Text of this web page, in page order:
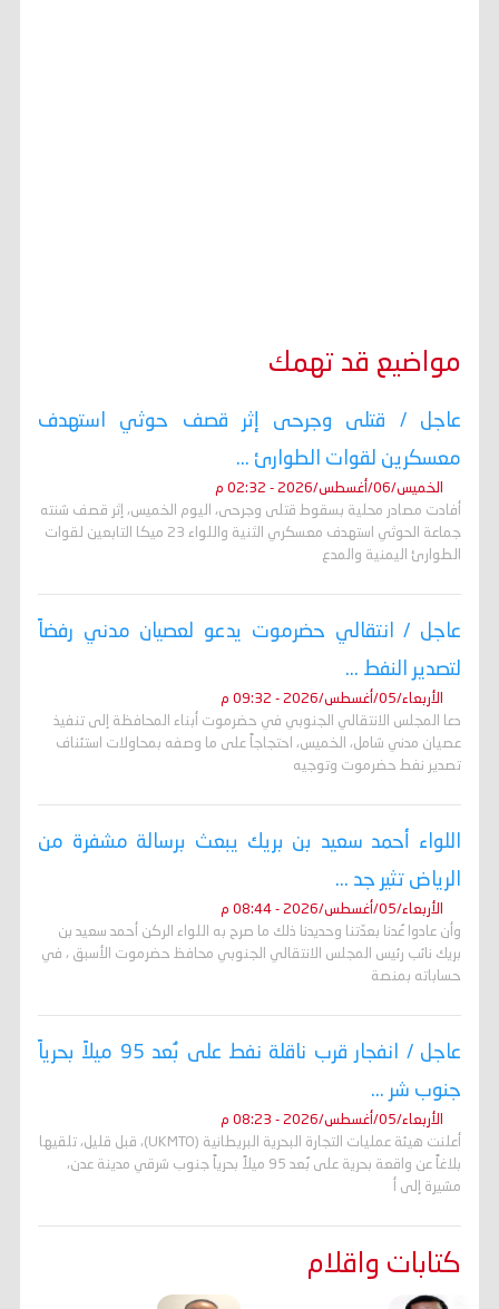
مواضيع قد تهمك
عاجل / قتلى وجرحى إثر قصف حوثي استهدف
معسكرين لقوات الطوارئ ...
الخميس/06/أغسطس/2026 - 02:32 م
أفادت مصادر محلية بسقوط قتلى وجرحى، اليوم الخميس، إثر قصف شنته
جماعة الحوثي استهدف معسكري الثنية واللواء 23 ميكا التابعين لقوات
الطوارئ اليمنية والمدع
عاجل / انتقالي حضرموت يدعو لعصيان مدني رفضاً
لتصدير النفط ...
الأربعاء/05/أغسطس/2026 - 09:32 م
دعا المجلس الانتقالي الجنوبي في حضرموت أبناء المحافظة إلى تنفيذ
عصيان مدني شامل، الخميس، احتجاجاً على ما وصفه بمحاولات استئناف
تصدير نفط حضرموت وتوجيه
اللواء أحمد سعيد بن بريك يبعث برسالة مشفرة من
الرياض تثير جد ...
الأربعاء/05/أغسطس/2026 - 08:44 م
وأن عادوا عُدنا بعدّتنا وحديدنا ذلك ما صرح به اللواء الركن أحمد سعيد بن
بريك نائب رئيس المجلس الانتقالي الجنوبي محافظ حضرموت الأسبق ، في
حساباته بمنصة
عاجل / انفجار قرب ناقلة نفط على بُعد 95 ميلاً بحرياً
جنوب شر ...
الأربعاء/05/أغسطس/2026 - 08:23 م
أعلنت هيئة عمليات التجارة البحرية البريطانية (UKMTO)، قبل قليل، تلقيها
بلاغاً عن واقعة بحرية على بُعد 95 ميلاً بحرياً جنوب شرقي مدينة عدن،
مشيرة إلى أ
كتابات واقلام